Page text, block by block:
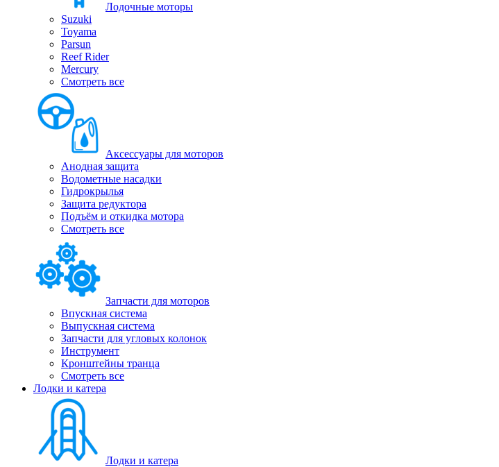
Лодочные моторы
Suzuki
Toyama
Parsun
Reef Rider
Mercury
Смотреть все
Аксессуары для моторов
Анодная защита
Водометные насадки
Гидрокрылья
Защита редуктора
Подъём и откидка мотора
Смотреть все
Запчасти для моторов
Впускная система
Выпускная система
Запчасти для угловых колонок
Инструмент
Кронштейны транца
Смотреть все
Лодки и катера
Лодки и катера